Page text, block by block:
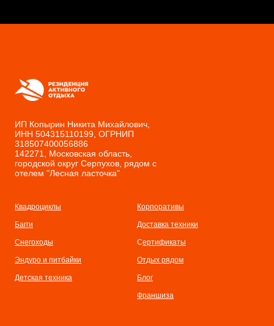
ИП Копырин Никита Михайлович,
ИНН 504315110199, ОГРНИП
318507400056886
142271, Московская область,
городской округ Серпухов, рядом с
отелем "Лесная ласточка"
Квадроциклы
Багги
Снегоходы
Эндуро и питбайки
Детская техника
Корпоративы
Доставка техники
Сертификаты
Отдых рядом
Блог
Франшиза